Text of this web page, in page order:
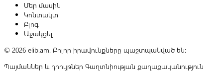
Մեր մասին
Կոնտակտ
Բլոգ
Աջակցել
© 2026 elib.am. Բոլոր իրավունքները պաշտպանված են:
Պայմաններ և դրույթներ Գաղտնիության քաղաքականություն